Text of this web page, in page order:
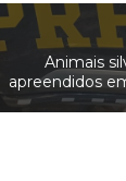
Animais
apreendidos